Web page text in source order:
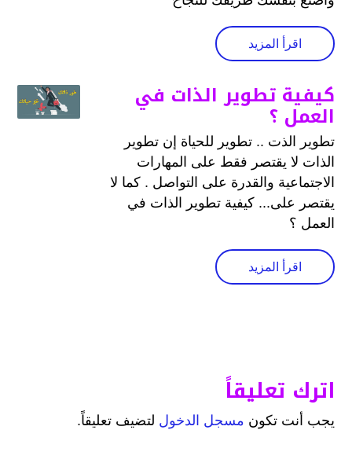
اقرأ المزيد
كيفية تطوير الذات في
العمل ؟
تطوير الذت .. تطوير للحياة إن تطوير
الذات لا يقتصر فقط على المهارات
الاجتماعية والقدرة على التواصل . كما لا
يقتصر على... كيفية تطوير الذات في
العمل ؟
اقرأ المزيد
اترك تعليقاً
يجب أنت تكون مسجل الدخول لتضيف تعليقاً.